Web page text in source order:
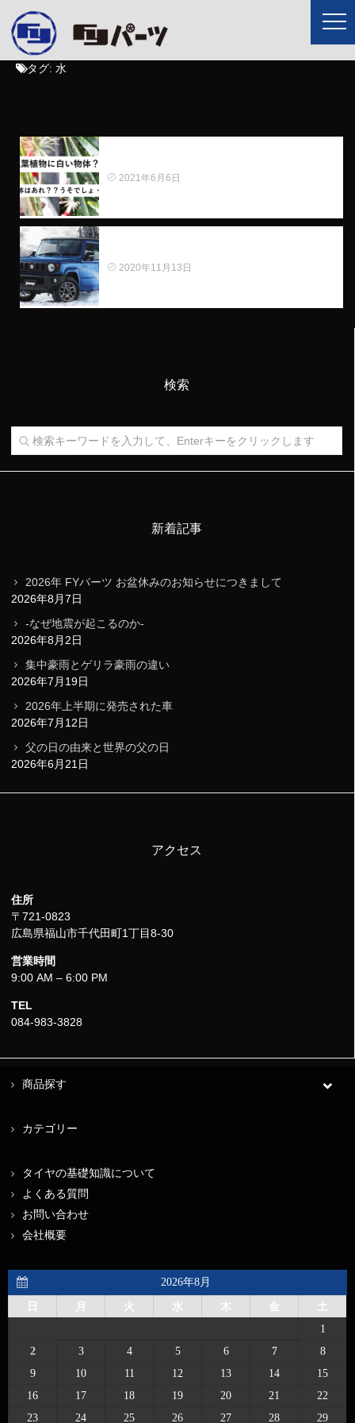
タグ: 水
2021年6月6日
2020年11月13日
検索
新着記事
2026年 FYパーツ お盆休みのお知らせにつきまして
2026年8月7日
-なぜ地震が起こるのか-
2026年8月2日
集中豪雨とゲリラ豪雨の違い
2026年7月19日
2026年上半期に発売された車
2026年7月12日
父の日の由来と世界の父の日
2026年6月21日
アクセス
住所
〒721-0823
広島県福山市千代田町1丁目8-30
営業時間
9:00 AM – 6:00 PM
TEL
084-983-3828
商品探す
カテゴリー
タイヤの基礎知識について
よくある質問
お問い合わせ
会社概要
2026年8月
日 月 火 水 木 金
土
1
2
3 4 5 6 7
8
9
10 11 12 13 14
15
16
17 18 19 20 21
22
23
24 25 26 27 28 29